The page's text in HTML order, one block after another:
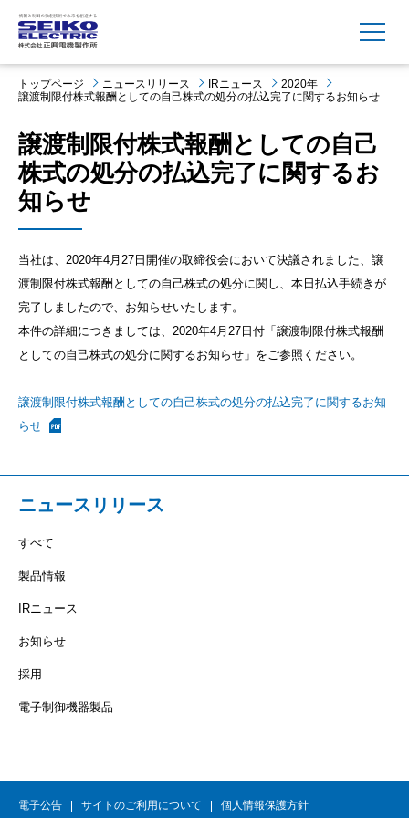
MENU
トップページ ニュースリリース IRニュース
2020年
譲渡制限付株式報酬としての自己株式の処分の払込完了に関するお知らせ
譲渡制限付株式報酬としての自己
株式の処分の払込完了に関するお
知らせ
当社は、2020年4月27日開催の取締役会において決議されました、譲
渡制限付株式報酬としての自己株式の処分に関し、本日払込手続きが
完了しましたので、お知らせいたします。
本件の詳細につきましては、2020年4月27日付「譲渡制限付株式報酬
としての自己株式の処分に関するお知らせ」をご参照ください。
譲渡制限付株式報酬としての自己株式の処分の払込完了に関するお知
らせ
ニュースリリース
すべて
製品情報
IRニュース
お知らせ
採用
電子制御機器製品
電子公告 サイトのご利用について 個人情報保護方針